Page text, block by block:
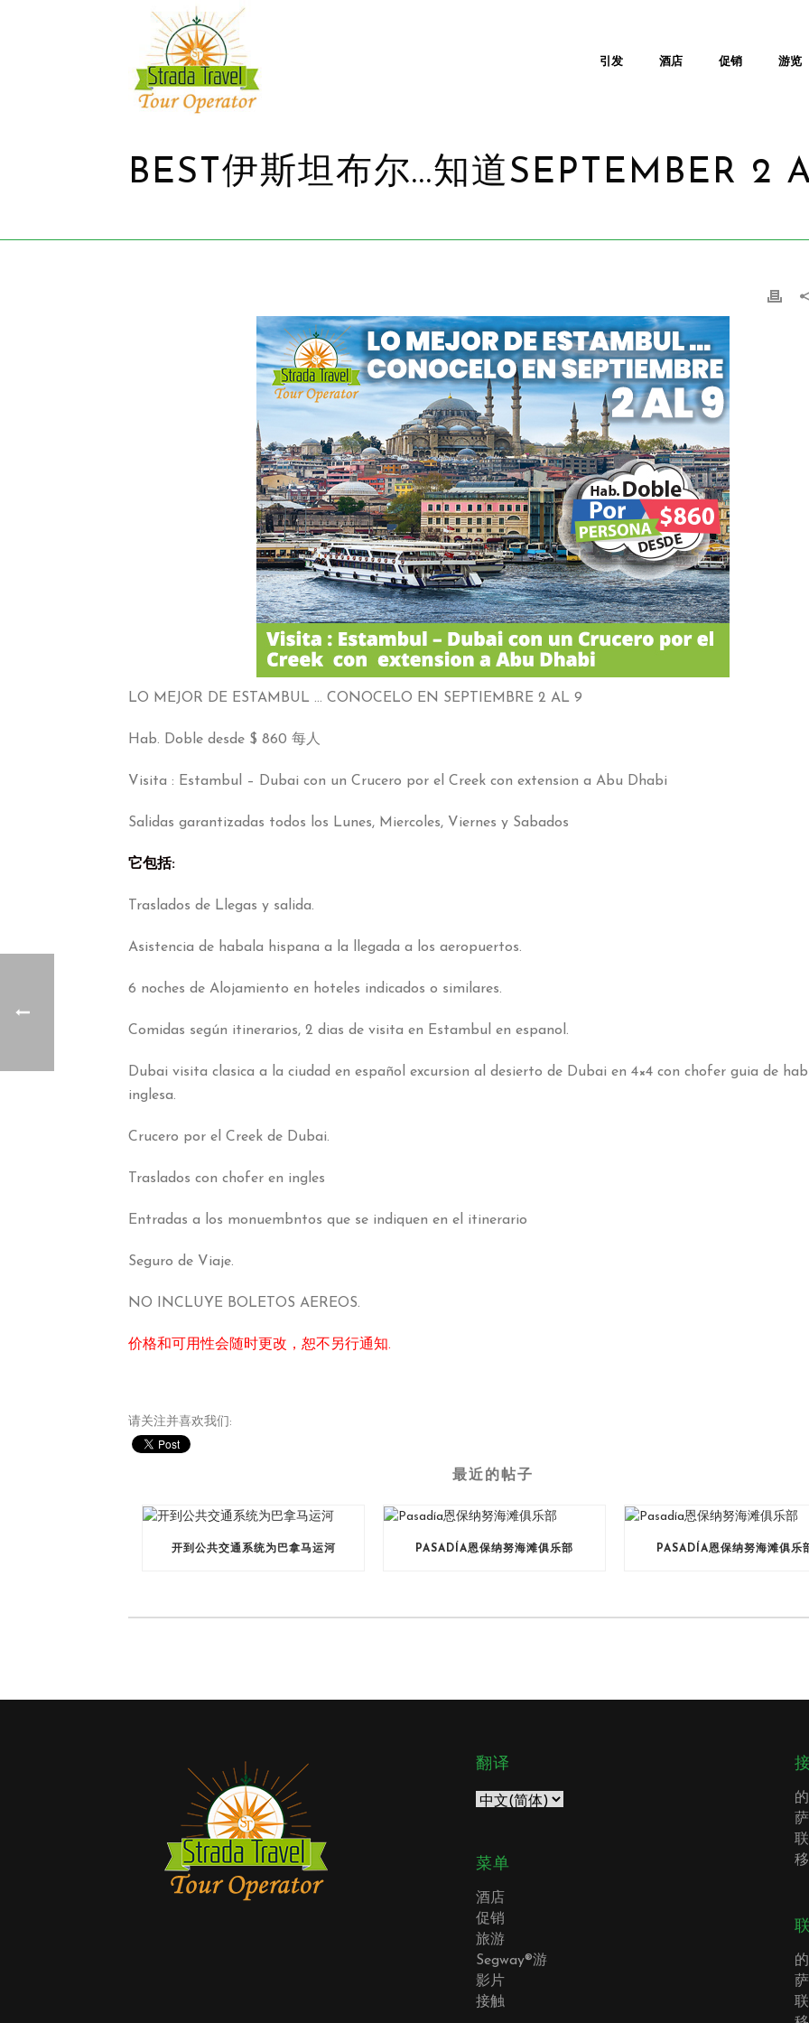
引发 酒店 促销 游览
BEST伊斯坦布尔...知道SEPTEMBER 2
LO MEJOR DE ESTAMBUL … CONOCELO EN SEPTIEMBRE 2 AL 9
Hab. Doble desde $ 860 每人
Visita : Estambul – Dubai con un Crucero por el Creek con extension a Abu Dhabi
Salidas garantizadas todos los Lunes, Miercoles, Viernes y Sabados
它包括:
Traslados de Llegas y salida.
Asistencia de habala hispana a la llegada a los aeropuertos.
6 noches de Alojamiento en hoteles indicados o similares.
Comidas según itinerarios, 2 dias de visita en Estambul en espanol .
Dubai visita clasica a la ciudad en español excursion al desierto de Dubai en 4×4 con chofer guia de
inglesa.
Crucero por el Creek de Dubai.
Traslados con chofer en ingles
Entradas a los monuembntos que se indiquen en el itinerario
Seguro de Viaje.
NO INCLUYE BOLETOS AEREOS.
价格和可用性会随时更改，恕不另行通知.
请关注并喜欢我们:
最近的帖子
开到公共交通系统为巴拿马运河 PASADÍA恩保纳努海滩俱乐部 PASADÍA恩保纳努海滩俱乐
翻译
菜单
酒店
促销
旅游
Segway®游
影片
接触